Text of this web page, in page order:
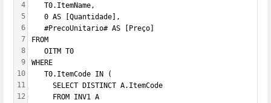
4
5
6
7
8
9
10
11
12
   T0.ItemName,
   0 AS [Quantidade],
   #PrecoUnitario# AS [Preço]
FROM
   OITM T0
WHERE
   T0.ItemCode IN (
     SELECT DISTINCT A.ItemCode
     FROM INV1 A